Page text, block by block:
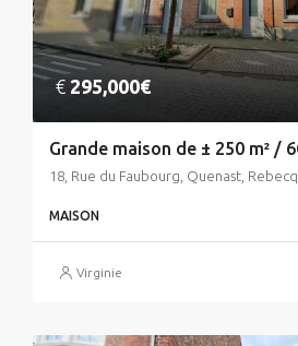
€ 295,000€
18, Rue du Faubourg, Quenast, Rebecq
MAISON
Virginie